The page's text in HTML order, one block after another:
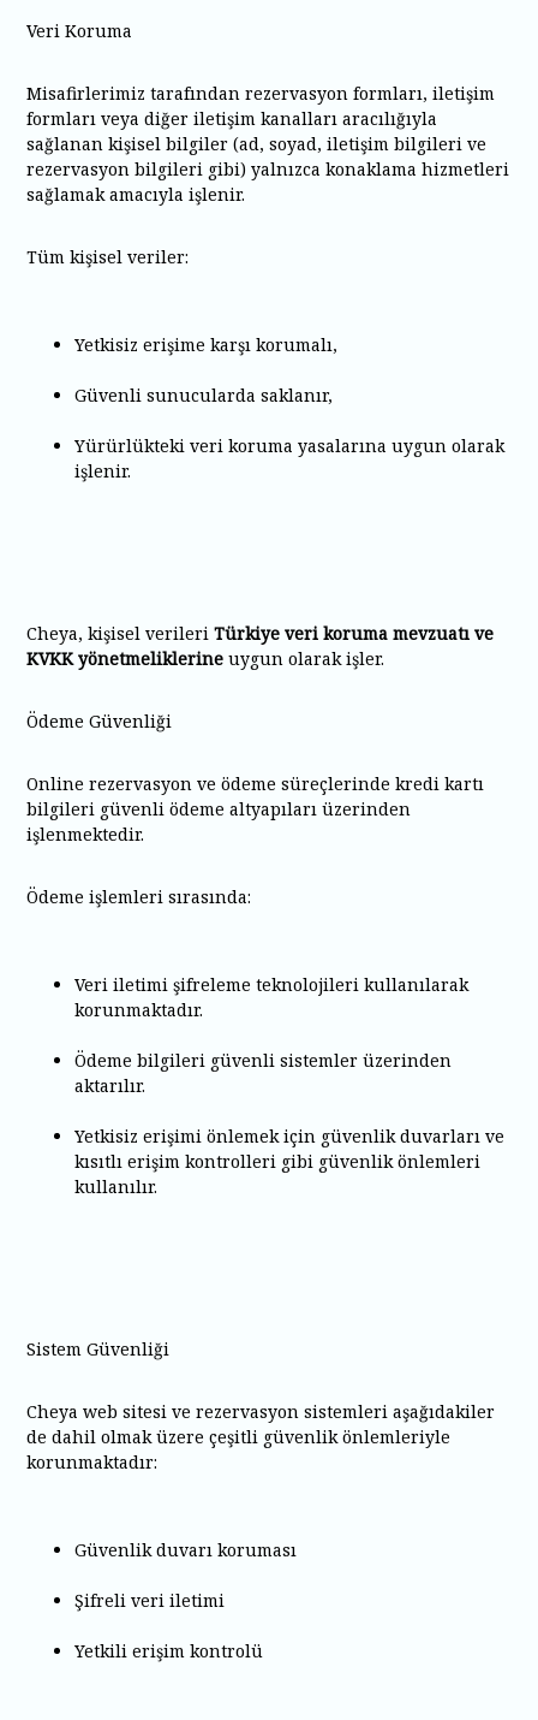
Veri Koruma
Misafirlerimiz tarafından rezervasyon formları, iletişim
formları veya diğer iletişim kanalları aracılığıyla
sağlanan kişisel bilgiler (ad, soyad, iletişim bilgileri ve
rezervasyon bilgileri gibi) yalnızca konaklama hizmetleri
sağlamak amacıyla işlenir.
Tüm kişisel veriler:
Yetkisiz erişime karşı korumalı,
Güvenli sunucularda saklanır,
Yürürlükteki veri koruma yasalarına uygun olarak
işlenir.
Cheya, kişisel verileriTürkiye veri koruma mevzuatı ve
KVKK yönetmeliklerine uygun olarak işler.
Ödeme Güvenliği
Online rezervasyon ve ödeme süreçlerinde kredi kartı
bilgileri güvenli ödeme altyapıları üzerinden
işlenmektedir.
Ödeme işlemleri sırasında:
Veri iletimi şifreleme teknolojileri kullanılarak
korunmaktadır.
Ödeme bilgileri güvenli sistemler üzerinden
aktarılır.
Yetkisiz erişimi önlemek için güvenlik duvarları ve
kısıtlı erişim kontrolleri gibi güvenlik önlemleri
kullanılır.
Sistem Güvenliği
Cheya web sitesi ve rezervasyon sistemleri aşağıdakiler
de dahil olmak üzere çeşitli güvenlik önlemleriyle
korunmaktadır:
Güvenlik duvarı koruması
Şifreli veri iletimi
Yetkili erişim kontrolü